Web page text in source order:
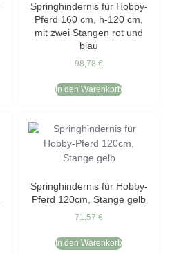
Springhindernis für Hobby-
Pferd 160 cm, h-120 cm,
mit zwei Stangen rot und
blau
98,78€
In den Warenkorb
Springhindernis für Hobby-
Pferd 120cm, Stange gelb
71,57€
In den Warenkorb